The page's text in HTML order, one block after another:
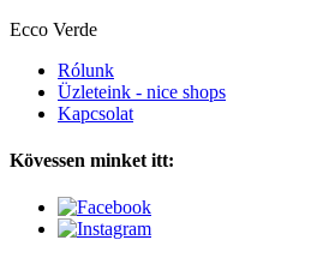
Ecco Verde
Rólunk
Üzleteink - nice shops
Kapcsolat
Kövessen minket itt: